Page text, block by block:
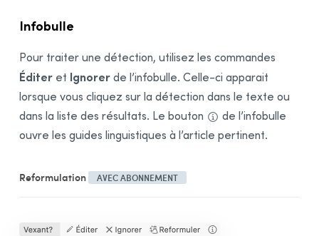
Infobulle
Pour traiter une détection, utilisez les commandes
Éditer et Ignorerde l’infobulle. Celle-ci apparait
lorsque vous cliquez sur la détection dans le texte ou
dans la liste des résultats. Le bouton
de l’infobulle
ouvre les guides linguistiques à l’article pertinent.
Reformulation AVEC ABONNEMENT